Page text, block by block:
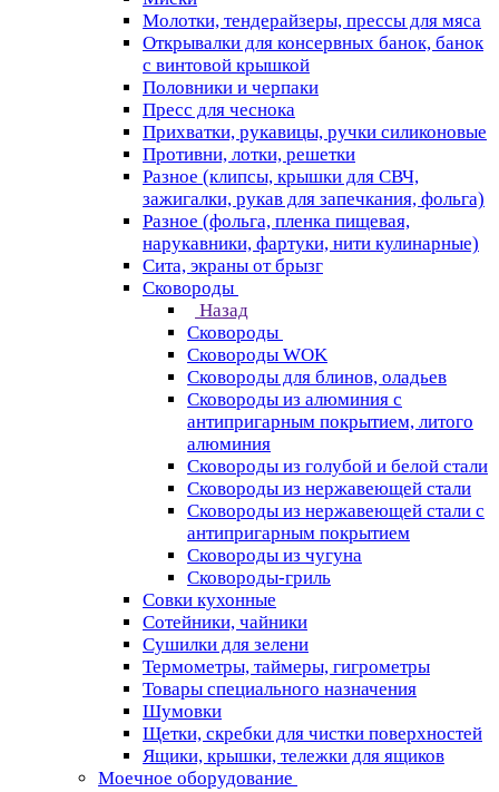
Молотки, тендерайзеры, прессы для мяса
Открывалки для консервных банок, банок
с винтовой крышкой
Половники и черпаки
Пресс для чеснока
Прихватки, рукавицы, ручки силиконовые
Противни, лотки, решетки
Разное (клипсы, крышки для СВЧ,
зажигалки, рукав для запечкания, фольга)
Разное (фольга, пленка пищевая,
нарукавники, фартуки, нити кулинарные)
Сита, экраны от брызг
Сковороды
Назад
Сковороды
Сковороды WOK
Сковороды для блинов, оладьев
Сковороды из алюминия с
антипригарным покрытием, литого
алюминия
Сковороды из голубой и белой стали
Сковороды из нержавеющей стали
Сковороды из нержавеющей стали с
антипригарным покрытием
Сковороды из чугуна
Сковороды-гриль
Совки кухонные
Сотейники, чайники
Сушилки для зелени
Термометры, таймеры, гигрометры
Товары специального назначения
Шумовки
Щетки, скребки для чистки поверхностей
Ящики, крышки, тележки для ящиков
Моечное оборудование